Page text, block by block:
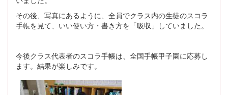
その後、写真にあるように、全員でクラス内の生徒のスコラ
手帳を見て、いい使い方・書き方を「吸収」していました。
今後クラス代表者のスコラ手帳は、全国手帳甲子園に応募し
ます。結果が楽しみです。